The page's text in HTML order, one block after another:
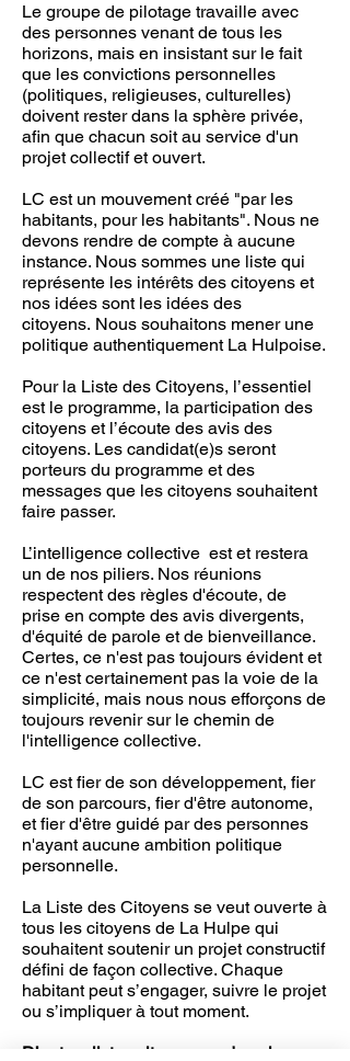
Le groupe de pilotage travaille avec
des personnes venant de tous les
horizons, mais en insistant sur le fait
que les convictions personnelles
(politiques, religieuses, culturelles)
doivent rester dans la sphère privée,
afin que chacun soit au service d'un
projet collectif et ouvert.
LC est un mouvement créé "par les
habitants, pour les habitants". Nous ne
devons rendre de compte à aucune
instance. Nous sommes une liste qui
représente les intérêts des citoyens et
nos idées sont les idées des
citoyens. Nous souhaitons mener une
politique authentiquement La Hulpoise.
Pour la Liste des Citoyens, l’essentiel
est le programme, la participation des
citoyens et l’écoute des avis des
citoyens. Les candidat(e)s seront
porteurs du programme et des
messages que les citoyens souhaitent
faire passer.
L’intelligence collective est et restera
un de nos piliers. Nos réunions
respectent des règles d'écoute, de
prise en compte des avis divergents,
d'équité de parole et de bienveillance.
Certes, ce n'est pas toujours évident et
ce n'est certainement pas la voie de la
simplicité, mais nous nous efforçons de
toujours revenir sur le chemin de
l'intelligence collective.
LC est fier de son développement, fier
de son parcours, fier d'être autonome,
et fier d'être guidé par des personnes
n'ayant aucune ambition politique
personnelle.
La Liste des Citoyens se veut ouverte à
tous les citoyens de La Hulpe qui
souhaitent soutenir un projet constructif
défini de façon collective. Chaque
habitant peut s’engager, suivre le projet
ou s’impliquer à tout moment.
D’autres listes citoyennes dans le